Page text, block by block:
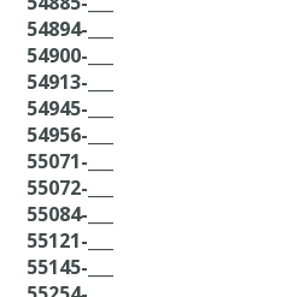
54894-___
54900-___
54913-___
54945-___
54956-___
55071-___
55072-___
55084-___
55121-___
55145-___